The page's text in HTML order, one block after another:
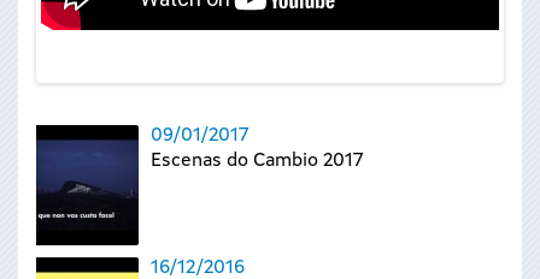
09/01/2017
Escenas do Cambio 2017
16/12/2016